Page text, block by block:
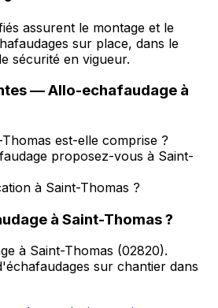
assurent le montage et le
sur place, dans le
sécurité en vigueur.
—Allo-echafaudage à
est-elle comprise ?
proposez-vous à Saint-
à Saint-Thomas ?
à Saint-Thomas?
à Saint-Thomas (02820).
sur chantier dans